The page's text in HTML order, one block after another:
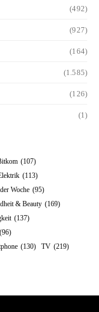
(492)
(927)
(164)
(1.585)
(126)
(1)
(107)
(113)
Woche (95)
& Beauty (169)
(137)
(96)
(130) TV (219)